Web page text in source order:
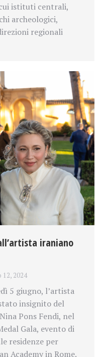
istituti centrali,
archeologici,
regionali
iraniano
12, 2024
5 giugno, l’artista
insignito del
Pons Fendi, nel
Gala, evento di
residenze per
Academy in Rome.